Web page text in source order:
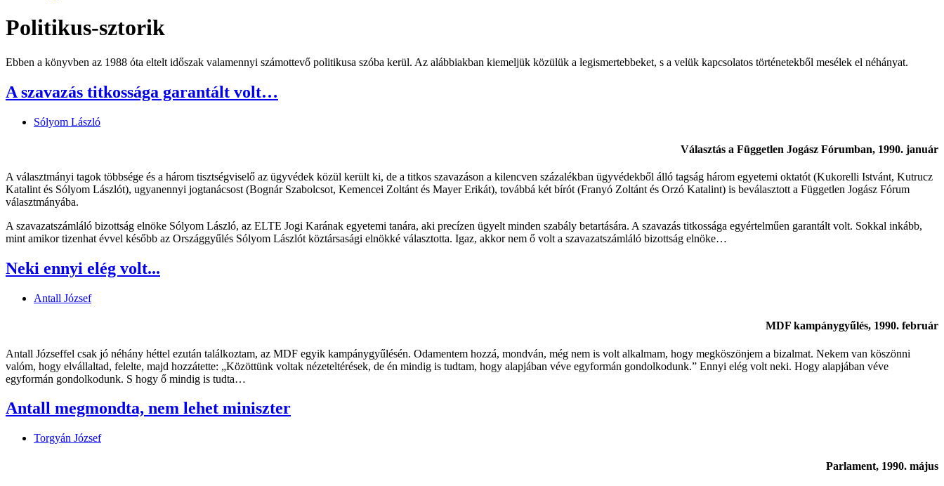
Politikus-sztorik
Ebben a könyvben az 1988 óta eltelt időszak valamennyi számottevő politikusa szóba kerül. Az alábbiakban kiemeljük közülük a legismertebbeket, s a velük kapcsolatos történetekből mesélek el néhányat.
A szavazás titkossága garantált volt…
Sólyom László
Választás a Független Jogász Fórumban, 1990. január
A választmányi tagok többsége és a három tisztségviselő az ügyvédek közül került ki, de a titkos szavazáson a kilencven százalékban ügyvédekből álló tagság három egyetemi oktatót (Kukorelli Istvánt, Kutrucz
Katalint és Sólyom Lászlót), ugyanennyi jogtanácsost (Bognár Szabolcsot, Kemencei Zoltánt és Mayer Erikát), továbbá két bírót (Franyó Zoltánt és Orzó Katalint) is beválasztott a Független Jogász Fórum
választmányába.
A szavazatszámláló bizottság elnöke Sólyom László, az ELTE Jogi Karának egyetemi tanára, aki precízen ügyelt minden szabály betartására. A szavazás titkossága egyértelműen garantált volt. Sokkal inkább,
mint amikor tizenhat évvel később az Országgyűlés Sólyom Lászlót köztársasági elnökké választotta. Igaz, akkor nem ő volt a szavazatszámláló bizottság elnöke…
Neki ennyi elég volt...
Antall József
MDF kampánygyűlés, 1990. február
Antall Józseffel csak jó néhány héttel ezután találkoztam, az MDF egyik kampánygyűlésén. Odamentem hozzá, mondván, még nem is volt alkalmam, hogy megköszönjem a bizalmat. Nekem van köszönni
valóm, hogy elvállaltad, felelte, majd hozzátette: „Közöttünk voltak nézeteltérések, de én mindig is tudtam, hogy alapjában véve egyformán gondolkodunk.” Ennyi elég volt neki. Hogy alapjában véve
egyformán gondolkodunk. S hogy ő mindig is tudta…
Antall megmondta, nem lehet miniszter
Torgyán József
Parlament, 1990. május